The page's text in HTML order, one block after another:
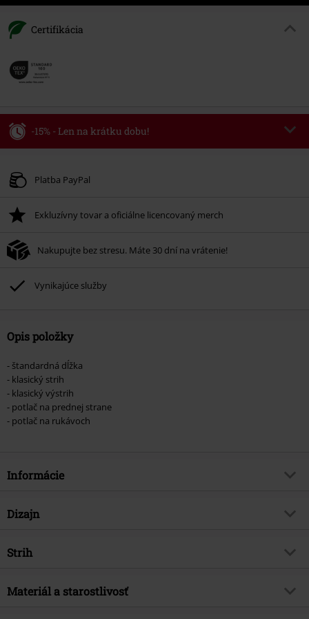
Certifikácia
-15% - Len na krátku dobu!
Platné do 8/9/26
Po zadaní kódu v košíku, sa zľava uplatní automaticky.
Nemožno kombinovať s inými akciovými kódmi. Zľava sa nevzťahuje na:
knihy, médiá, vstupenky, Rammstein, (Till) Lindemann, Böhse Onkelz,
ktorých kúpou podporíte nadáciu.
Platba PayPal
Exkluzívny tovar a oficiálne licencovaný merch
Nakupujte bez stresu. Máte 30 dní na vrátenie!
Vynikajúce služby
Opis položky
- štandardná dĺžka
- klasický strih
- klasický výstrih
- potlač na prednej strane
- potlač na rukávoch
Informácie
Tovar č.
hudobný žáner
Licencia
Dizajn
Typ výrobku
Vytlačené
Strih
Strih/vrchný diel
Materiál a starostlivosť